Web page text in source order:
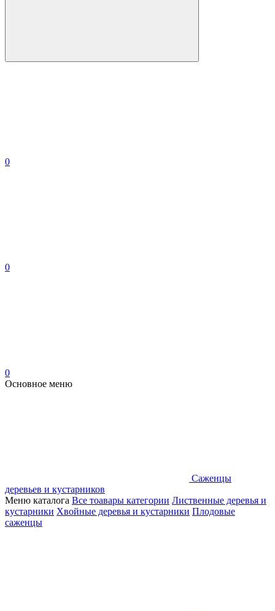
0
0
0
Основное меню
Саженцы
деревьев и кустарников
Меню каталога Все тоавары категории Лиственные деревья и
кустарники Хвойные деревья и кустарники Плодовые
саженцы